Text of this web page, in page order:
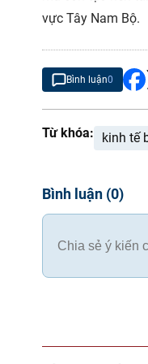
vực Tây Nam Bộ.
Bình luận0
Từ khóa: kinh tế
Bình luận (0)